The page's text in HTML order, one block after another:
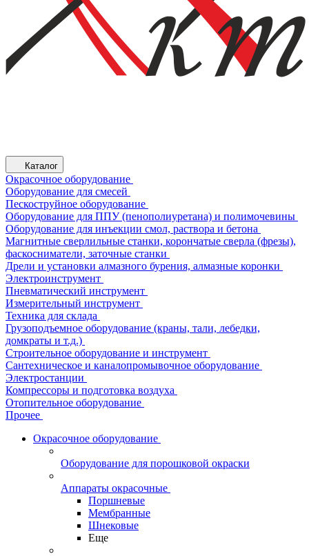
Каталог
Окрасочное оборудование
Оборудование для смесей
Пескоструйное оборудование
Оборудование для ППУ (пенополиуретана) и полимочевины
Оборудование для инъекции смол, раствора и бетона
Магнитные сверлильные станки, корончатые сверла (фрезы),
фаскосниматели, заточные станки
Дрели и установки алмазного бурения, алмазные коронки
Электроинструмент
Пневматический инструмент
Измерительный инструмент
Техника для склада
Грузоподъемное оборудование (краны, тали, лебедки,
домкраты и т.д.)
Строительное оборудование и инструмент
Сантехническое и каналопромывочное оборудование
Электростанции
Компрессоры и подготовка воздуха
Отопительное оборудование
Прочее
Окрасочное оборудование
Оборудование для порошковой окраски
Аппараты окрасочные
Поршневые
Мембранные
Шнековые
Еще